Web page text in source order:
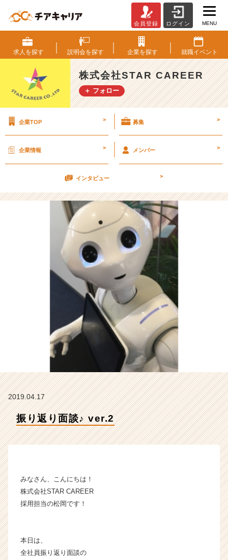
り
返
り
面
談
♪
2
会
社
T
A
C
A
R
E
E
R
の
イ
ム
ラ
|
ー・
長
か
ら
届
会員登録 ログイン MENU
求人を探す 説明会を探す 企業を探す 就職イベント
株式会社STAR CAREER
＋ フォロー
企業TOP > 募集 >
企業情報 > メンバー >
インタビュー >
2019.04.17
振り返り面談♪ ver.2
みなさん、こんにちは！
株式会社STAR CAREER
採用担当の松岡です！
本日は、
全社員振り返り面談の